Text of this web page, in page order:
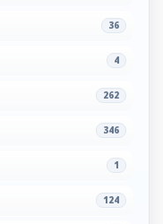
36
4
262
346
1
124